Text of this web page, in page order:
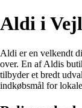
Aldi i
Aldi er en velkendt
over. En af Aldis
tilbyder et bredt
indkøbsmål for